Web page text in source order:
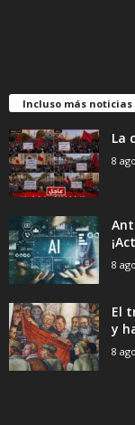
Incluso más noticias
La
8
8
El
y
8